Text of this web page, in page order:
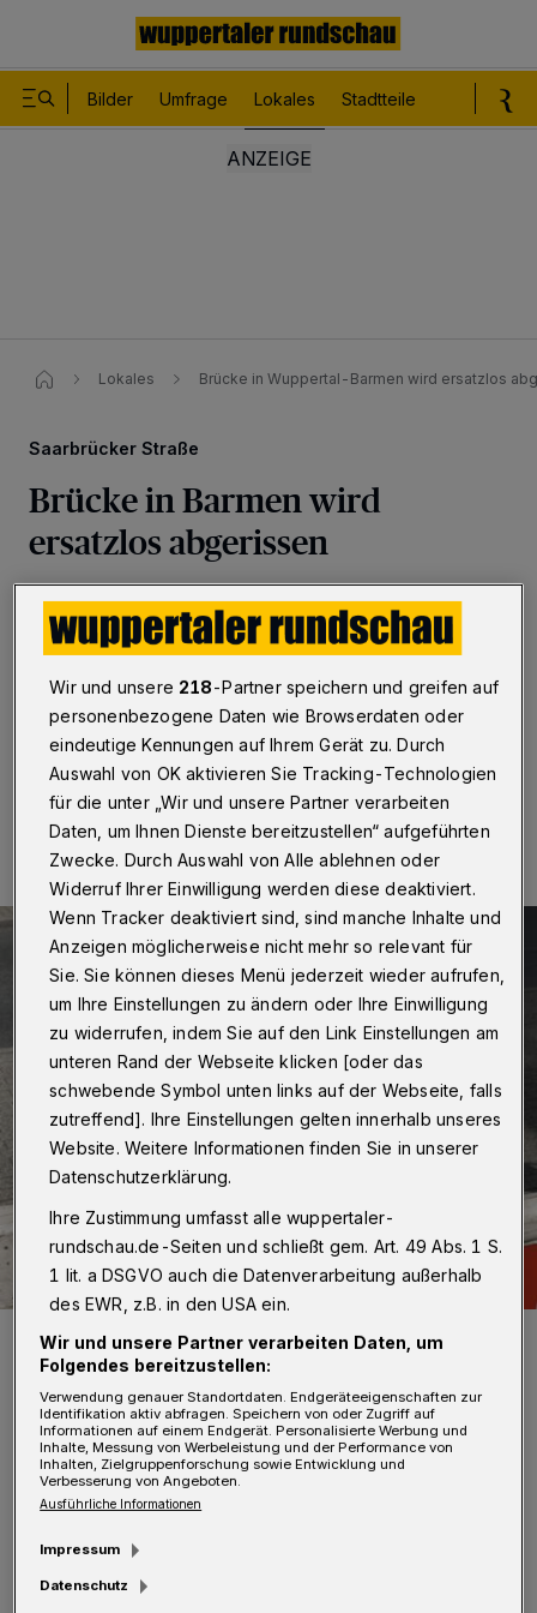
Bilder Umfrage Lokales Stadtteile
Lokales Brücke in Wuppertal-Barmen wird ersatzlos
Saarbrücker Straße
Brücke in Barmen wird
ersatzlos abgerissen
Wuppertal·Die Fußgängerbrücke Saarbrücker Straße,
die über die Hauptstrecke der Deutschen Bahn AG
führt, muss abgerissen werden. Sie ist bereits seit
einigen Jahren halbseitig gesperrt, nachdem erhebliche
Schäden entdeckt worden waren.
20.05.2020 , 14:27 Uhr Eine Minute Lesezeit
Symbolbild.
Foto: Wuppertaler Rundschau / jak
S icherheitshalber wurde die Brücke
seither in kürzeren Intervallen als
vorgeschrieben kontrolliert. Nun folgte eine
Wir und unsere 218-Partner speichern und greifen auf
personenbezogene Daten wie Browserdaten oder
eindeutige Kennungen auf Ihrem Gerät zu. Durch
Auswahl von OK aktivieren Sie Tracking-Technologien
für die unter „Wir und unsere Partner verarbeiten
Daten, um Ihnen Dienste bereitzustellen“ aufgeführten
Zwecke. Durch Auswahl von Alle ablehnen oder
Widerruf Ihrer Einwilligung werden diese deaktiviert.
Wenn Tracker deaktiviert sind, sind manche Inhalte und
Anzeigen möglicherweise nicht mehr so relevant für
Sie. Sie können dieses Menü jederzeit wieder aufrufen,
um Ihre Einstellungen zu ändern oder Ihre Einwilligung
zu widerrufen, indem Sie auf den Link Einstellungen am
unteren Rand der Webseite klicken [oder das
schwebende Symbol unten links auf der Webseite, falls
zutreffend]. Ihre Einstellungen gelten innerhalb unseres
Website. Weitere Informationen finden Sie in unserer
Datenschutzerklärung.
Ihre Zustimmung umfasst alle wuppertaler-
rundschau.de-Seiten und schließt gem. Art. 49 Abs. 1 S.
1 lit. a DSGVO auch die Datenverarbeitung außerhalb
des EWR, z.B. in den USA ein.
Wir und unsere Partner verarbeiten Daten, um
Folgendes bereitzustellen:
Verwendung genauer Standortdaten. Endgeräteeigenschaften zur
Identifikation aktiv abfragen. Speichern von oder Zugriff auf
Informationen auf einem Endgerät. Personalisierte Werbung und
Inhalte, Messung von Werbeleistung und der Performance von
Inhalten, Zielgruppenforschung sowie Entwicklung und
Verbesserung von Angeboten.
Ausführliche Informationen
Impressum
Datenschutz